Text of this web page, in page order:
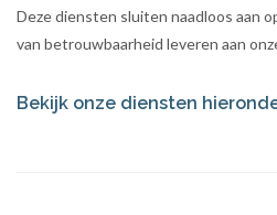
Deze diensten sluiten naadloos aan
van betrouwbaarheid leveren aan
Bekijk onze diensten